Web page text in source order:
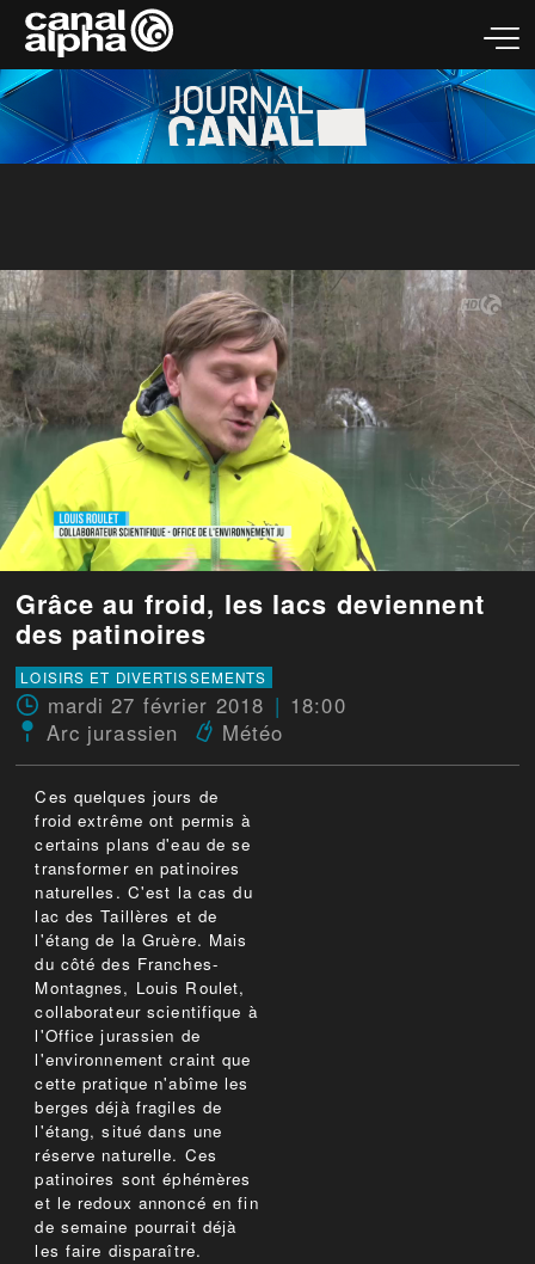
Grâce au froid, les lacs deviennent
des patinoires
LOISIRS ET DIVERTISSEMENTS
mardi 27 février 2018
18:00
Arc jurassien
Météo
Ces quelques jours de
froid extrême ont permis à
certains plans d'eau de se
transformer en patinoires
naturelles. C'est la cas du
lac des Taillères et de
l'étang de la Gruère. Mais
du côté des Franches-
Montagnes, Louis Roulet,
collaborateur scientifique à
l'Office jurassien de
l'environnement craint que
cette pratique n'abîme les
berges déjà fragiles de
l'étang, situé dans une
réserve naturelle. Ces
patinoires sont éphémères
et le redoux annoncé en fin
de semaine pourrait déjà
les faire disparaître.